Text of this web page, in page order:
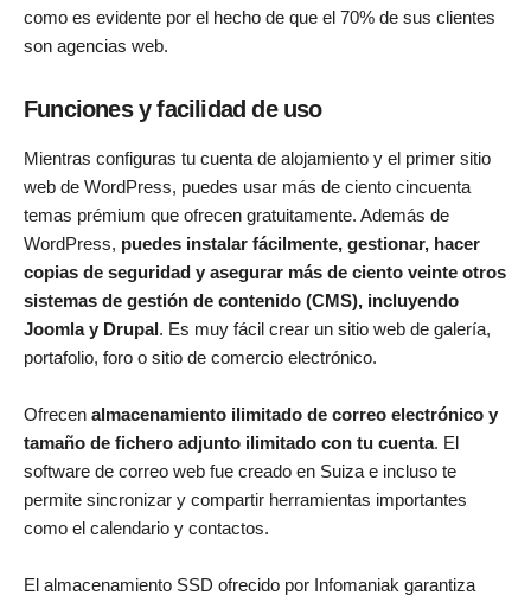
como es evidente por el hecho de que el 70% de sus clientes
son agencias web.
Funciones y facilidad de uso
Mientras configuras tu cuenta de alojamiento y el primer sitio
web de WordPress, puedes usar más de ciento cincuenta
temas prémium que ofrecen gratuitamente. Además de
WordPress, puedes instalar fácilmente, gestionar, hacer
copias de seguridad y asegurar más de ciento veinte otros
sistemas de gestión de contenido (CMS), incluyendo
Joomla y Drupal. Es muy fácil crear un sitio web de galería,
portafolio, foro o sitio de comercio electrónico.
Ofrecen almacenamiento ilimitado de correo electrónico y
tamaño de fichero adjunto ilimitado con tu cuenta. El
software de correo web fue creado en Suiza e incluso te
permite sincronizar y compartir herramientas importantes
como el calendario y contactos.
El almacenamiento SSD ofrecido por Infomaniak garantiza